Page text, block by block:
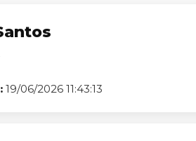
19/06/2026 11:43:13